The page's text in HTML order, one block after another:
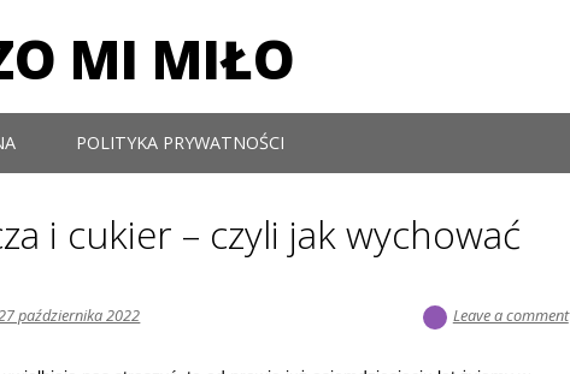
MI MIŁO
POLITYKA PRYWATNOŚCI
i cukier – czyli jak wychować
października 2022 Leave a comment